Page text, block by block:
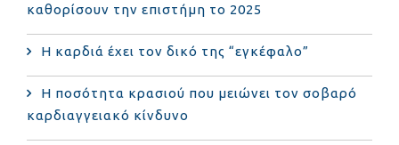
καθορίσουν την επιστήμη το 2025
Η καρδιά έχει τον δικό της “εγκέφαλο”
Η ποσότητα κρασιού που μειώνει τον σοβαρό
καρδιαγγειακό κίνδυνο